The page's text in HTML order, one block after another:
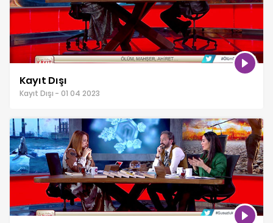
Kayıt Dışı
Kayıt Dışı - 01 04 2023